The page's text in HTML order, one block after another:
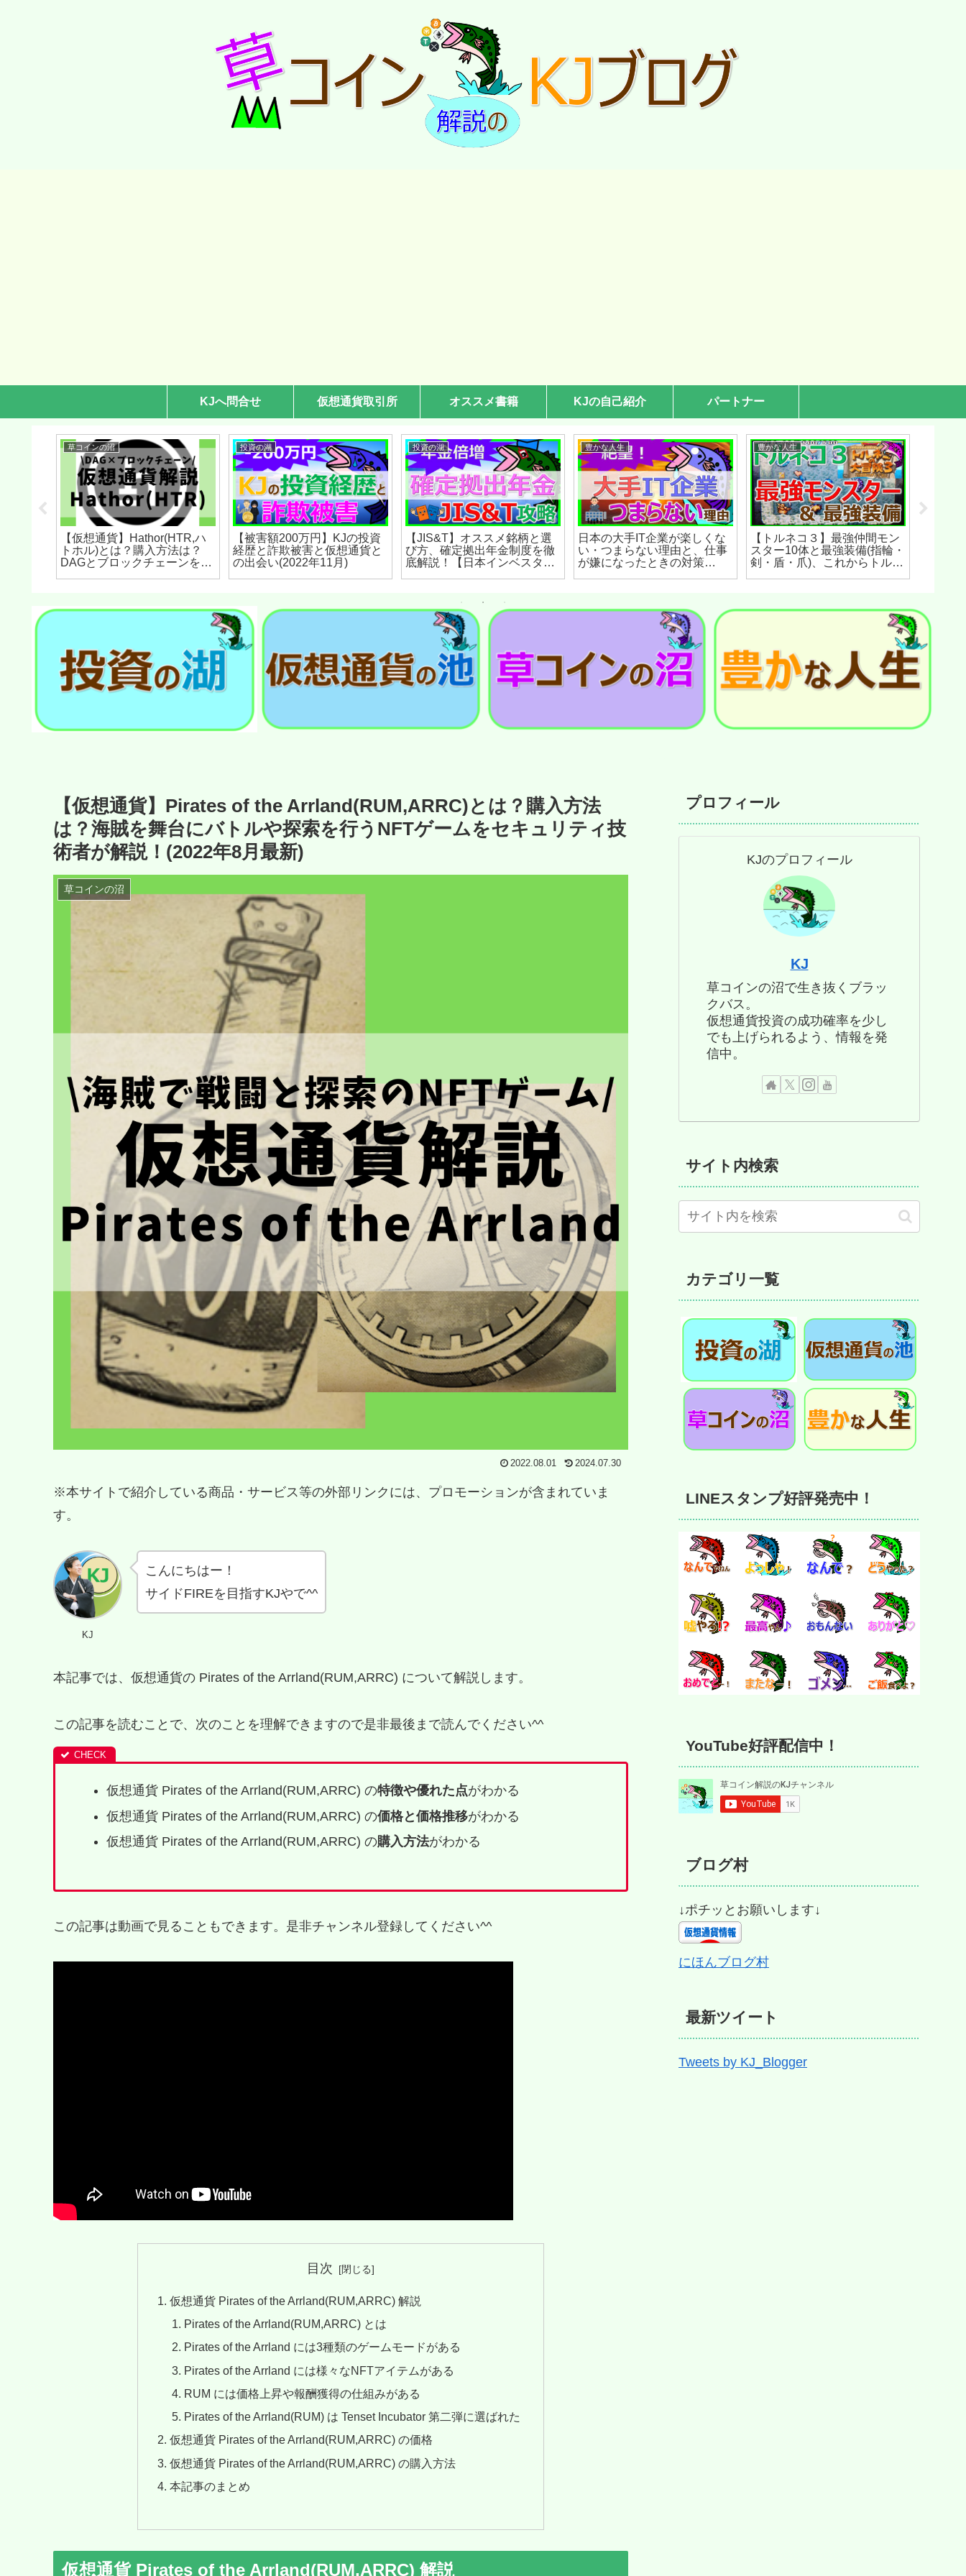
KJへ問合せ 仮想通貨取引所 オススメ書籍 KJの自己紹介 パートナー
草コインの沼
【仮想通貨】Hathor(HTR,ハ
トホル)とは？購入方法は？
DAGとブロックチェーンを組
月最新)
投資の湖
【被害額200万円】KJの投資
経歴と詐欺被害と仮想通貨と
の出会い(2022年11月)
投資の湖
【JIS&T】オススメ銘柄と選
び方、確定拠出年金制度を徹
底解説！【日本インベスタ
豊かな人生
日本の大手IT企業が楽しくな
い・つまらない理由と、仕事
が嫌になったときの対策
豊かな人生
【トルネコ３】最強仲間モン
スター10体と最強装備(指輪・
剣・盾・爪)、これからトルネ
【仮想通貨】Pirates of the Arrland(RUM,ARRC)とは？購入方法
は？海賊を舞台にバトルや探索を行うNFTゲームをセキュリティ技
術者が解説！(2022年8月最新)
草コインの沼
2022.08.01 2024.07.30
※本サイトで紹介している商品・サービス等の外部リンクには、プロモーションが含まれていま
す。
KJ
こんにちはー！
サイドFIREを目指すKJやで^^
本記事では、仮想通貨の Pirates of the Arrland(RUM,ARRC) について解説します。
この記事を読むことで、次のことを理解できますので是非最後まで読んでください^^
仮想通貨 Pirates of the Arrland(RUM,ARRC) の特徴や優れた点がわかる
仮想通貨 Pirates of the Arrland(RUM,ARRC) の価格と価格推移がわかる
仮想通貨 Pirates of the Arrland(RUM,ARRC) の購入方法がわかる
この記事は動画で見ることもできます。是非チャンネル登録してください^^
目次
仮想通貨 Pirates of the Arrland(RUM,ARRC) 解説
Pirates of the Arrland(RUM,ARRC) とは
Pirates of the Arrland には3種類のゲームモードがある
Pirates of the Arrland には様々なNFTアイテムがある
RUM には価格上昇や報酬獲得の仕組みがある
Pirates of the Arrland(RUM) は Tenset Incubator 第二弾に選ばれた
仮想通貨 Pirates of the Arrland(RUM,ARRC) の価格
仮想通貨 Pirates of the Arrland(RUM,ARRC) の購入方法
本記事のまとめ
仮想通貨 Pirates of the Arrland(RUM,ARRC) 解説
プロフィール
KJのプロフィール
KJ
草コインの沼で生き抜くブラッ
クバス。
仮想通貨投資の成功確率を少し
でも上げられるよう、情報を発
信中。
サイト内検索
カテゴリ一覧
LINEスタンプ好評発売中！
YouTube好評配信中！
ブログ村
↓ポチッとお願いします↓
にほんブログ村
最新ツイート
Tweets by KJ_Blogger